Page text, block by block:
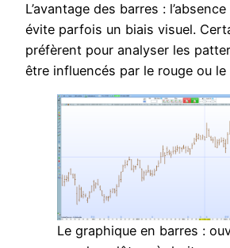
L’avantage des barres :
évite parfois un biais visuel.
préfèrent pour analyser les
être influencés par le rouge ou
Le graphique en barres :